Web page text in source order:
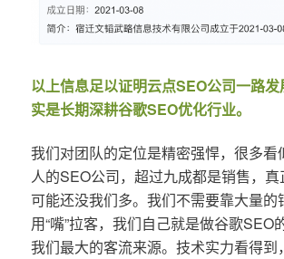
以上信息足以证明云点SEO公司一路
实是长期深耕谷歌SEO优化行业。
我们对团队的定位是精密强悍，很多看
人的SEO公司，超过九成都是销售，
可能还没我们多。我们不需要靠大量的
用“嘴”拉客，我们自己就是做谷歌SEO
我们最大的客流来源。技术实力看得到